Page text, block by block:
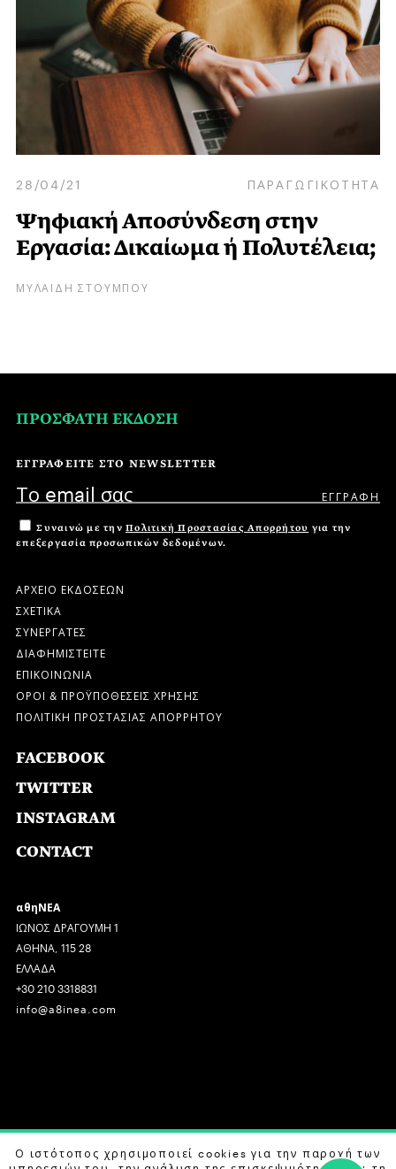
28/04/21 ΠΑΡΑΓΩΓΙΚΟΤΗΤΑ
Ψηφιακή Αποσύνδεση στην
Εργασία: Δικαίωμα ή Πολυτέλεια;
ΜΥΛΑΙΔΗ ΣΤΟΥΜΠΟΥ
ΠΡΟΣΦΑΤΗ ΕΚΔΟΣΗ
ΕΓΓΡΑΦΕΙΤΕ ΣΤΟ NEWSLETTER
Συναινώ με την Πολιτική Προστασίας Απορρήτου για την
επεξεργασία προσωπικών δεδομένων.
ΑΡΧΕΙΟ ΕΚΔΟΣΕΩΝ
ΣΧΕΤΙΚΑ
ΣΥΝΕΡΓΑΤΕΣ
ΔΙΑΦΗΜΙΣΤΕΙΤΕ
ΕΠΙΚΟΙΝΩΝΙΑ
ΟΡΟΙ & ΠΡΟΫΠΟΘΕΣΕΙΣ ΧΡΗΣΗΣ
ΠΟΛΙΤΙΚΗ ΠΡΟΣΤΑΣΙΑΣ ΑΠΟΡΡΗΤΟΥ
FACEBOOK
TWITTER
INSTAGRAM
CONTACT
αθηΝΕΑ
ΙΩΝΟΣ ΔΡΑΓΟΥΜΗ 1
ΑΘΗΝΑ, 115 28
ΕΛΛΑΔΑ
+30 210 3318831
info@a8inea.com
COPYRIGHT © 2026 αθηΝΕΑ, ALL RIGHTS RESERVED.
Ο ιστότοπος χρησιμοποιεί cookies για την παροχή των